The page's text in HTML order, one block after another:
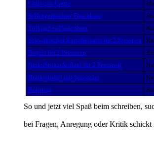
Chili con Carne
Selbstgemachter Frischkäse
Türkisches Fladenbrot
Schwäbischer Kartoffelsalat für 2 Personen
Bagels für 2 Personen
NudelSpinatAuflauf für 2 Personen
Bratkartoffel mit Spiegelei
Rührteig
So und jetzt viel Spaß beim schreiben,
bei Fragen, Anregung oder Kritik schickt